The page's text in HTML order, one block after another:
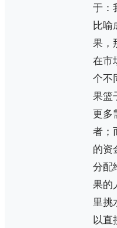
于：
比喻
果，
在市
个不
果篮
更多
者；
的资
分配
果的
里挑
以直